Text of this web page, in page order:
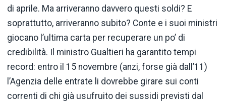
di aprile. Ma arriveranno davvero questi soldi? E
soprattutto, arriveranno subito? Conte e i suoi ministri
giocano l’ultima carta per recuperare un po’ di
credibilità. Il ministro Gualtieri ha garantito tempi
record: entro il 15 novembre (anzi, forse già dall’11)
l’Agenzia delle entrate li dovrebbe girare sui conti
correnti di chi già usufruito dei sussidi previsti dal